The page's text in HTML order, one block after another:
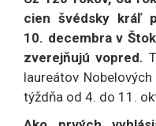
cien švédsky kráľ
10. decembra v
zverejňujú vopred.
laureátov
týždňa od 4. do 11.